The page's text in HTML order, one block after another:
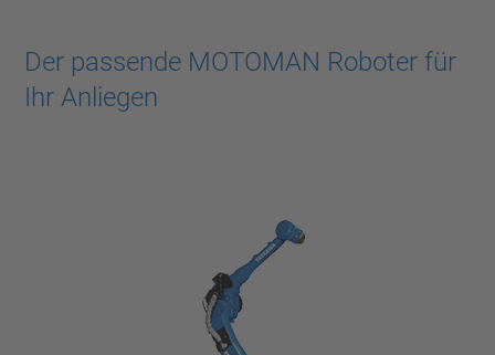
Der passende MOTOMAN Roboter für
Ihr Anliegen